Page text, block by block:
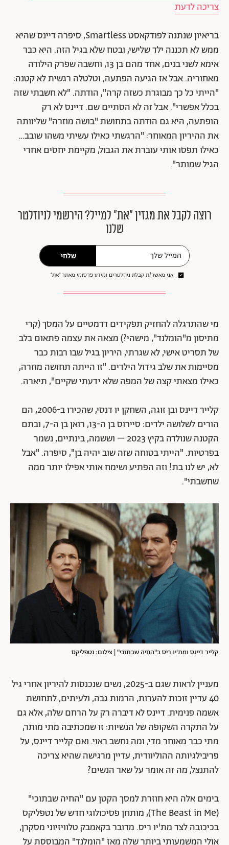
צריכה לדעת
בריאיון שנתנה לפודקאסט Smartless, סיפרה דיינס שהיא
ממש לא תכננה ילד שלישי, ובטח שלא בגיל הזה. היא כבר
אימא לשני בנים, אחד מהם בן 13, וחשבה שפרק הילודה
מאחוריה. אבל אז הגיעה הפתעה, וטלטלה רגשית לא קטנה:
"הייתי כל כך מבוגרת כשזה קרה", הודתה. "לא חשבתי שזה
בכלל אפשרי". אבל זה לא הסתיים שם. דיינס לא רק
הופתעה, היא גם הודתה בתחושת "בושה מוזרה" שליוותה
את ההיריון המאוחר: "הרגשתי כאילו עשיתי משהו שובב…
כאילו תפסו אותי עוברת את הגבול, מקיימת יחסים אחרי
הגיל שמותר".
רוצה לקבל את מגזין ״את״ למייל? הירשמי לניוזלטר
שלנו
שלחי
אני מאשר/ת קבלת ניוזלטרים ומידע פרסומי מאתר ״את״
מי שהתרגלה להחזיק תפקידים דרמטיים על המסך (קרי
מתיסון מ"הומלנד", מישהי?) מצאה את עצמה פתאום בלב
של תסריט אישי, לא שגרתי, היריון בגיל שבו רבות כבר
מסיימות את שלב גידול הילדים. "זו הייתה תחושה מוזרה,
כאילו מצאתי קצה של המפה שלא ידעתי שקיים", תיארה.
קלייר דיינס ובן זוגה, השחקן יו דנסי, שהכירו ב-2006, הם
הורים לשלושה ילדים: סיירוס בן ה-13, רואן בן ה-7, ובתם
הקטנה שנולדה בקיץ 2023 – וששמה, בינתיים, נשמר
בפרטיות. "הייתי בטוחה שזה שוב יהיה בן", סיפרה. "אבל
לא, יש לנו בת! וזה הפתיע ושימח אותי אפילו יותר ממה
שחשבתי".
קלייר דיינס ומת'יו ריס ב"החיה שבתוכי" | צילום: נטפליקס
מעניין לראות שגם ב-2025, נשים שנכנסות להיריון אחרי גיל
40 עדיין זוכות להערות, הרמות גבה, ולעיתים, לתחושת
אשמה פנימית. דיינס לא דיברה רק על הרחם שלה, אלא גם
על התקרה השקופה של הנשיות: זו שמכתיבה מתי מותר,
מתי כבר מאוחר מדי, ומה נחשב ראוי. ואם קלייר דיינס, על
פריבילגיותה ההוליוודית, עדיין מרגישה שהיא צריכה
להתנצל, מה זה אומר על שאר הנשים?
בימים אלה היא חוזרת למסך הקטן עם "החיה שבתוכי"
(The Beast in Me), מותחן פסיכולוגי חדש של נטפליקס
בכיכובה לצד מת'יו ריס. מדובר בקאמבק טלוויזיוני מסקרן,
אולי המשמעותי ביותר שלה מאז "הומלנד" המבוססת על